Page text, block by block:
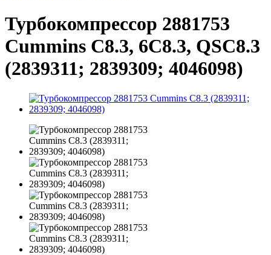
Турбокомпрессор 2881753
Cummins C8.3, 6C8.3, QSC8.3
(2839311; 2839309; 4046098)